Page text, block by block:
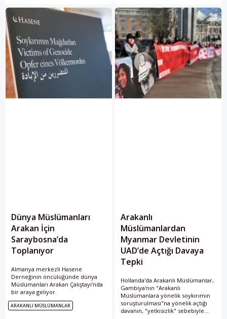
Dünya Müslümanları
Arakan İçin
Saraybosna’da
Toplanıyor
Almanya merkezli Hasene
Derneğinin öncülüğünde dünya
Müslümanları Arakan Çalıştayı’nda
bir araya geliyor.
ARAKANLI MÜSLÜMANLAR
Arakanlı
Müslümanlardan
Myanmar Devletinin
UAD’de Açtığı Davaya
Tepki
Hollanda'da Arakanlı Müslümanlar,
Gambiya'nın "Arakanlı
Müslümanlara yönelik soykırımın
soruşturulması"na yönelik açtığı
davanın, "yetkisizlik" sebebiyle